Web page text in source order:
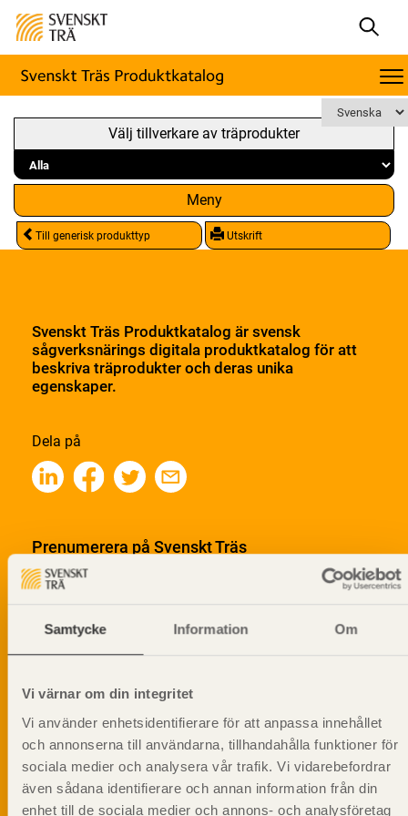
Samtycke Information Om
Vi värnar om din integritet
Vi använder enhetsidentifierare för att anpassa innehållet
och annonserna till användarna, tillhandahålla funktioner för
sociala medier och analysera vår trafik. Vi vidarebefordrar
även sådana identifierare och annan information från din
enhet till de sociala medier och annons- och analysföretag
Välj tillverkare av träprodukter
Meny
Till generisk produkttyp Utskrift
Svenskt Träs Produktkatalog är svensk
sågverksnärings digitala produktkatalog för att
beskriva träprodukter och deras unika
egenskaper.
Dela på
Prenumerera på Svenskt Träs
informationsutskick!